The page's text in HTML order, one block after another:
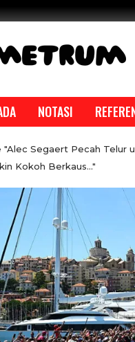
NOTASI
"Alec Segaert Pecah Telur
Kokoh Berkaus…"